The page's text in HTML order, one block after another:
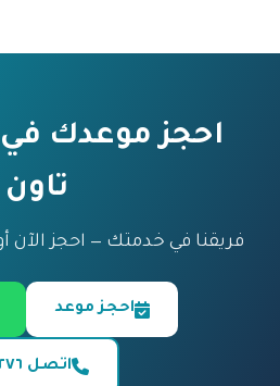
احجز موعدك
تاون
فريقنا في خدمتك — احجز الآن
احجز موعد
اتصل ١٥٢٧٦